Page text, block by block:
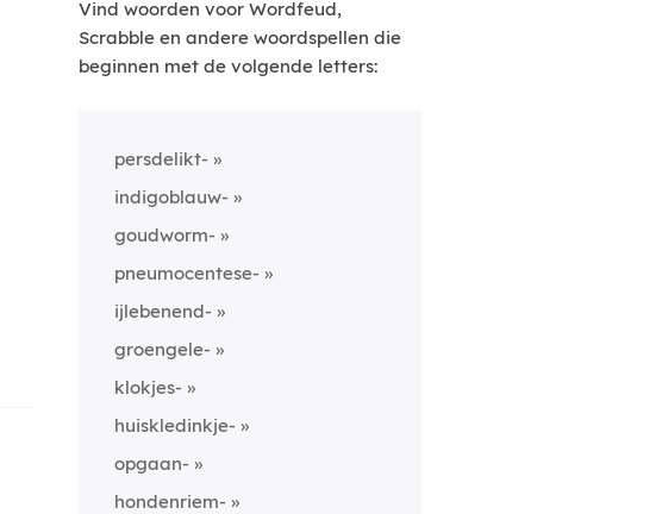
Vind woorden voor Wordfeud,
Scrabble en andere woordspellen die
beginnen met de volgende letters:
persdelikt-
indigoblauw-
goudworm-
pneumocentese-
ijlebenend-
groengele-
klokjes-
huiskledinkje-
opgaan-
hondenriem-